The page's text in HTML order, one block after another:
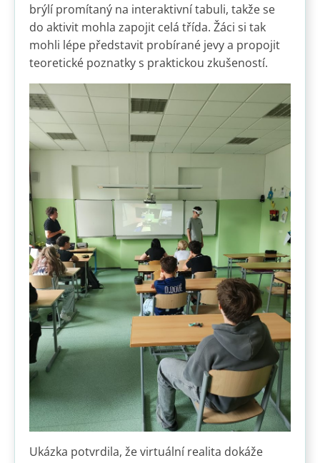
brýlí promítaný na interaktivní tabuli, takže se
do aktivit mohla zapojit celá třída. Žáci si tak
mohli lépe představit probírané jevy a propojit
teoretické poznatky s praktickou zkušeností.
Ukázka potvrdila, že virtuální realita dokáže